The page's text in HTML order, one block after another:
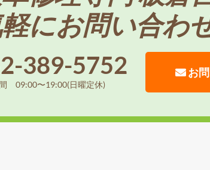
にお問い合わ
389-5752
09:00〜19:00(日曜定休)
お